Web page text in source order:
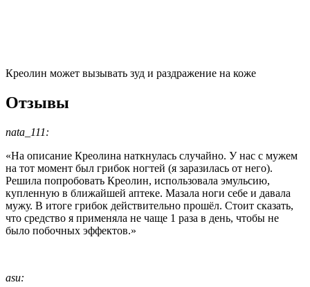
Креолин может вызывать зуд и раздражение на коже
Отзывы
nata_111:
«На описание Креолина наткнулась случайно. У нас с мужем
на тот момент был грибок ногтей (я заразилась от него).
Решила попробовать Креолин, использовала эмульсию,
купленную в ближайшей аптеке. Мазала ноги себе и давала
мужу. В итоге грибок действительно прошёл. Стоит сказать,
что средство я применяла не чаще 1 раза в день, чтобы не
было побочных эффектов.»
asu: